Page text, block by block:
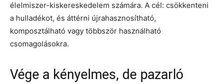
élelmiszer-kiskereskedelem számára. A cél: csökkenteni
a hulladékot, és áttérni újrahasznosítható,
komposztálható vagy többször használható
csomagolásokra.
Vége a kényelmes, de pazarló